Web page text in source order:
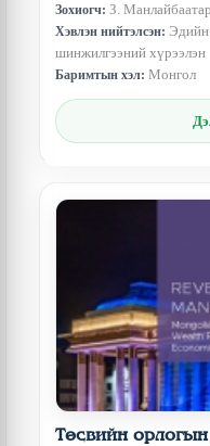
Зохиогч: З.
Хэвлэн нийтэлсэн: Эдийн
шинжилгээний хүрээлэн
Баримтын хэл: Монгол
Төсвийн